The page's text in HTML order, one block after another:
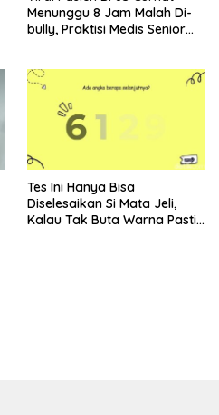
Menunggu 8 Jam Malah Di-
bully, Praktisi Medis Senior
Tes Ini Hanya Bisa
Diselesaikan Si Mata Jeli,
Kalau Tak Buta Warna Pasti